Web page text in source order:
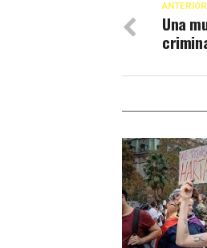
ANTERIOR
Una